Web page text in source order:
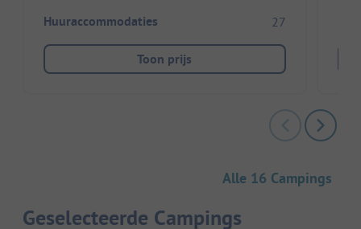
Huuraccommodaties 27
Toon prijs
Alle 16 Campings
Geselecteerde Campings